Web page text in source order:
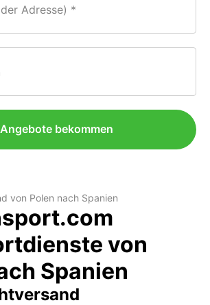
Adresse)
Angebote bekommen
von Polen nach Spanien
von
Spanien